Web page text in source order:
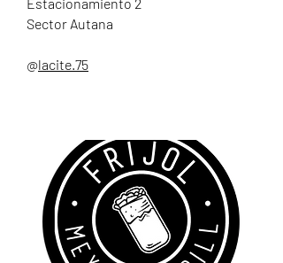
Sector Autana
@lacite.75